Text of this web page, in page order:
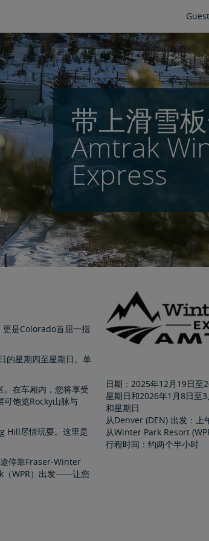
带上滑雪
Amtrak
Express
是Colorado首屈一指
的星期四至星期日。单
在车厢内，您将享受
饱览Rocky山脉与
Hill尽情玩耍。这里是
停靠Fraser-Winter
（WPR）出发——让您
日期：2025年12月19日至
星期日和2026年1月8日至
和星期日
从Denver (DEN) 出发：上
从Winter Park Resort
行程时间：约两个半小时